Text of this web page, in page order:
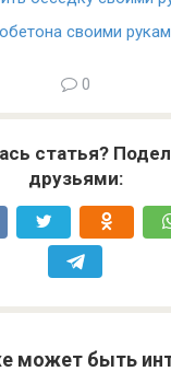
своими
0
статья?
друзьями:
может быть